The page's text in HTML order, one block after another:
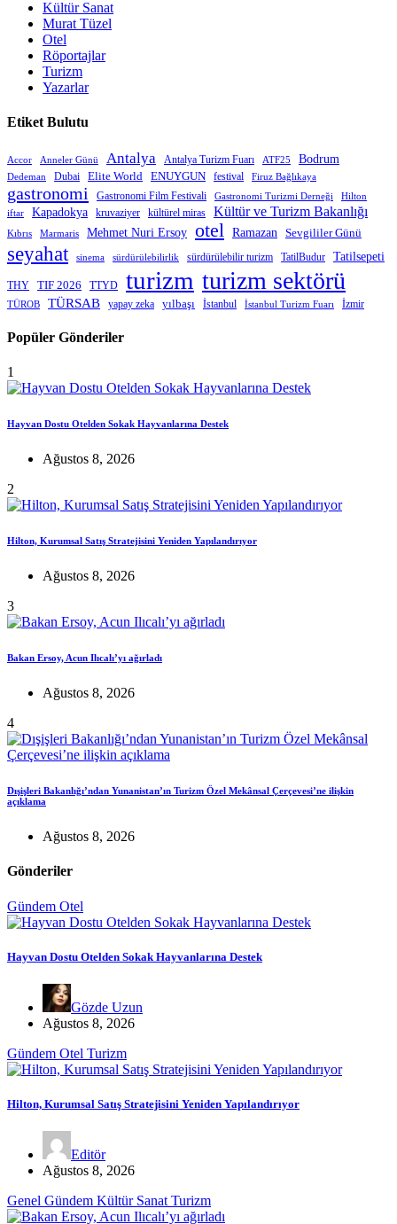
Kültür Sanat
Murat Tüzel
Otel
Röportajlar
Turizm
Yazarlar
Etiket Bulutu
Accor Anneler Günü Antalya Antalya Turizm Fuarı ATF25 Bodrum
Dedeman Dubai Elite World ENUYGUN festival Firuz Bağlıkaya
gastronomi Gastronomi Film Festivali Gastronomi Turizmi Derneği
Hilton
iftar
Kapadokya kruvaziyer kültürel miras Kültür ve Turizm Bakanlığı
Kıbrıs Marmaris Mehmet Nuri Ersoy otel Ramazan Sevgililer Günü
seyahat sinema sürdürülebilirlik sürdürülebilir turizm TatilBudur Tatilsepeti
THY TIF 2026 TTYD turizm turizm sektörü
TÜROB TÜRSAB yapay zeka yılbaşı İstanbul İstanbul Turizm Fuarı İzmir
Popüler Gönderiler
1
Hayvan Dostu Otelden Sokak Hayvanlarına Destek
Ağustos 8, 2026
2
Hilton, Kurumsal Satış Stratejisini Yeniden Yapılandırıyor
Ağustos 8, 2026
3
Bakan Ersoy, Acun Ilıcalı’yı ağırladı
Ağustos 8, 2026
4
Dışişleri Bakanlığı’ndan Yunanistan’ın Turizm Özel Mekânsal Çerçevesi’ne ilişkin
açıklama
Ağustos 8, 2026
Gönderiler
Gündem Otel
Hayvan Dostu Otelden Sokak Hayvanlarına Destek
Gözde Uzun
Ağustos 8, 2026
Gündem Otel Turizm
Hilton, Kurumsal Satış Stratejisini Yeniden Yapılandırıyor
Editör
Ağustos 8, 2026
Genel Gündem Kültür Sanat Turizm